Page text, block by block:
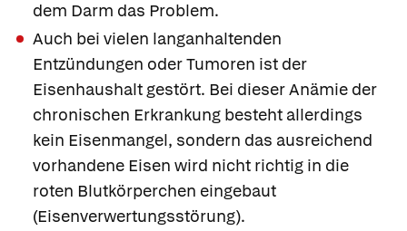
dem Darm das Problem.
Auch bei vielen langanhaltenden
Entzündungen oder Tumoren ist der
Eisenhaushalt gestört. Bei dieserAnämie der
chronischen Erkrankung besteht allerdings
kein Eisenmangel, sondern das ausreichend
vorhandene Eisen wird nicht richtig in die
roten Blutkörperchen eingebaut
(Eisenverwertungsstörung).